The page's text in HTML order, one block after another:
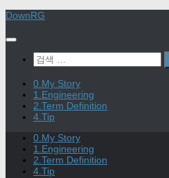
Skip
content
DownRG
검
색:
0.My Story
1.Engineering
2.Term Definition
4.Tip
0.My Story
1.Engineering
2.Term Definition
4.Tip